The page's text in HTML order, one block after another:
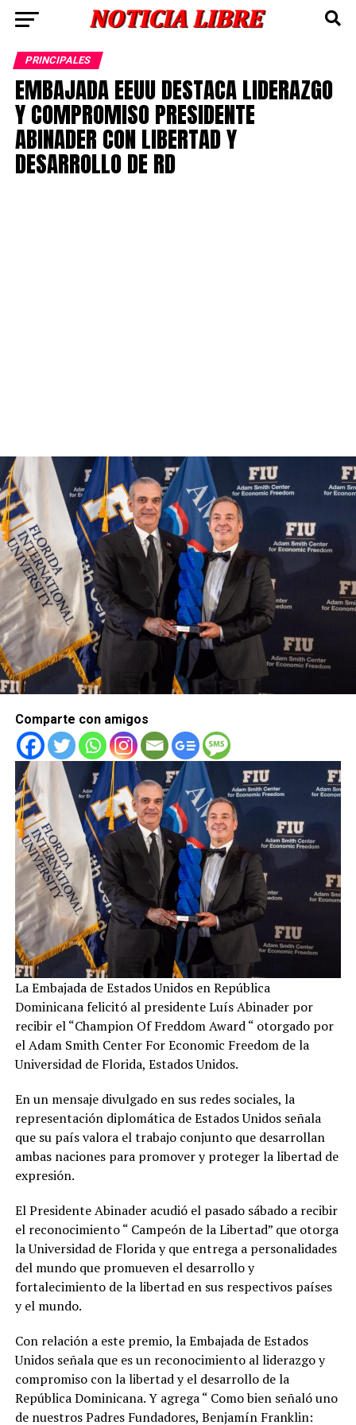
PRINCIPALES
EMBAJADA EEUU DESTACA LIDERAZGO
Y COMPROMISO PRESIDENTE
ABINADER CON LIBERTAD Y
DESARROLLO DE RD
Comparte con amigos
La Embajada de Estados Unidos en República
Dominicana felicitó al presidente Luís Abinader por
recibir el “Champion Of Freddom Award “ otorgado por
el Adam Smith Center For Economic Freedom de la
Universidad de Florida, Estados Unidos.
En un mensaje divulgado en sus redes sociales, la
representación diplomática de Estados Unidos señala
que su país valora el trabajo conjunto que desarrollan
ambas naciones para promover y proteger la libertad de
expresión.
El Presidente Abinader acudió el pasado sábado a recibir
el reconocimiento “ Campeón de la Libertad” que otorga
la Universidad de Florida y que entrega a personalidades
del mundo que promueven el desarrollo y
fortalecimiento de la libertad en sus respectivos países
y el mundo.
Con relación a este premio, la Embajada de Estados
Unidos señala que es un reconocimiento al liderazgo y
compromiso con la libertad y el desarrollo de la
República Dominicana. Y agrega “ Como bien señaló uno
de nuestros Padres Fundadores, Benjamín Franklin: